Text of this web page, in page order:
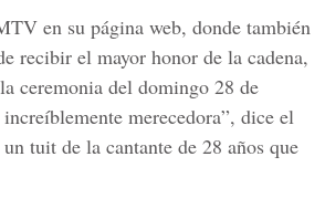
en su página web, donde también
recibir el mayor honor de la cadena,
ceremonia del domingo 28 de
merecedora”, dice el
tuit de la cantante de 28 años que